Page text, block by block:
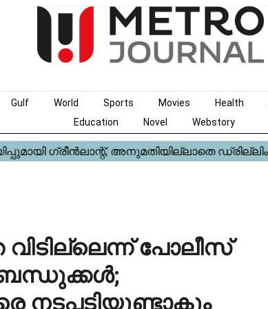
Gulf World Sports Movies Health
Education
Novel Webstory
പോലീസ്
ബന്ധുക്കൾ;
നടപടിയുണ്ടാകും